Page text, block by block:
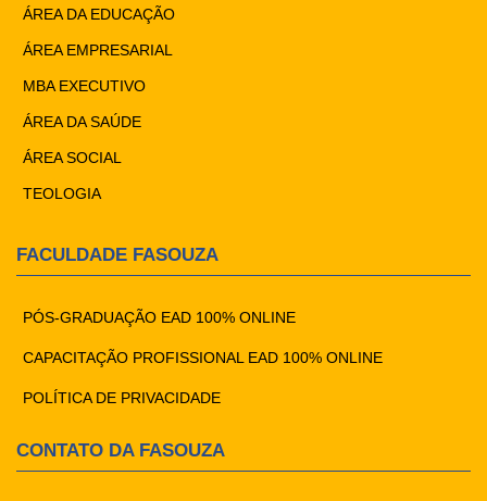
ÁREA DA EDUCAÇÃO
ÁREA EMPRESARIAL
MBA EXECUTIVO
ÁREA DA SAÚDE
ÁREA SOCIAL
TEOLOGIA
FACULDADE FASOUZA
PÓS-GRADUAÇÃO EAD 100% ONLINE
CAPACITAÇÃO PROFISSIONAL EAD 100% ONLINE
POLÍTICA DE PRIVACIDADE
CONTATO DA FASOUZA